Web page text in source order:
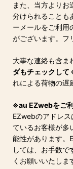
また、当方よりお
分けられることも
ーメールをご利用
がございます。フ
大事な連絡も含ま
ダもチェックして
れによる荷物の遅
※au EZwebをご
EZwebのアドレ
ているお客様が多
能性があります。
しては、お手数
くお願いいたしま